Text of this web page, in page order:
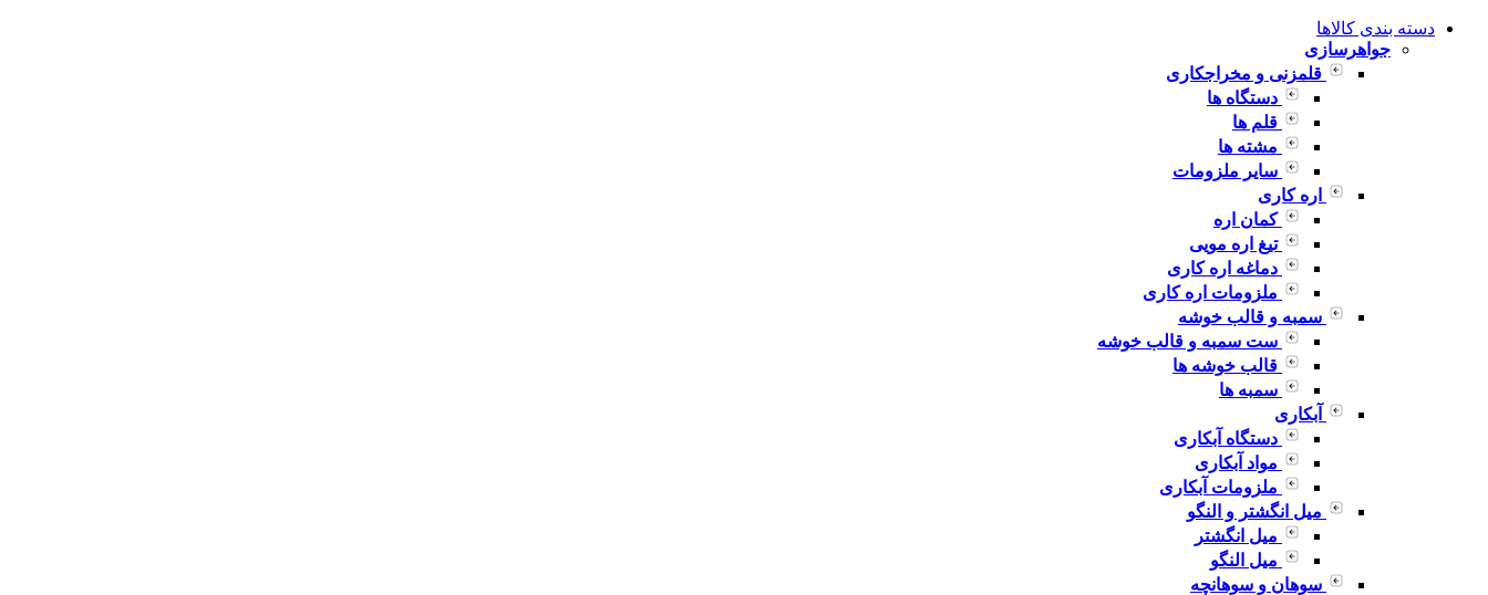
دسته بندی کالاها
جواهرسازی
قلمزنی و مخراجکاری
دستگاه ها
قلم ها
مشته ها
سایر ملزومات
اره کاری
کمان اره
تیغ اره مویی
دماغه اره کاری
ملزومات اره کاری
سمبه و قالب خوشه
ست سمبه و قالب خوشه
قالب خوشه ها
سمبه ها
آبکاری
دستگاه آبکاری
مواد آبکاری
ملزومات آبکاری
میل انگشتر و النگو
میل انگشتر
میل النگو
سوهان و سوهانچه